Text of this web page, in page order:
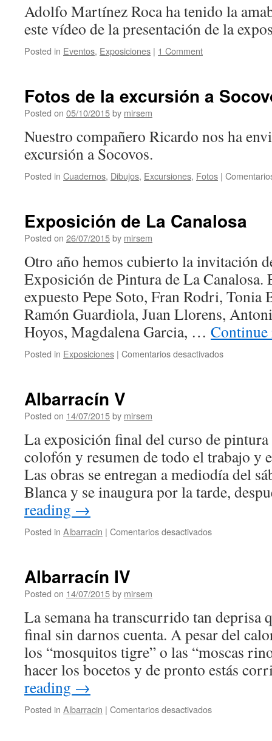
Adolfo Martínez Roca ha tenido la
este vídeo de la presentación de la
Posted in Eventos, Exposiciones | 1 Comment
Fotos de la excursión a
Posted on 05/10/2015by mirsem
Nuestro compañero Ricardo nos ha
excursión a Socovos.
Posted in Cuadernos, Dibujos, Excursiones, Fotos |
Exposición de La Canalosa
Posted on 26/07/2015by mirsem
Otro año hemos cubierto la invitación
Exposición de Pintura de La Canalosa.
expuesto Pepe Soto, Fran Rodri, Tonia
Ramón Guardiola, Juan Llorens,
Hoyos, Magdalena Garcia, …
Posted in Exposiciones | Comentarios desactivados
Albarracín V
Posted on 14/07/2015by mirsem
La exposición final del curso de
colofón y resumen de todo el trabajo y
Las obras se entregan a mediodía del
Blanca y se inaugura por la tarde,
reading →
Posted in Albarracin | Comentarios desactivados
Albarracín IV
Posted on 14/07/2015by mirsem
La semana ha transcurrido tan deprisa
final sin darnos cuenta. A pesar del
los “mosquitos tigre” o las “moscas
hacer los bocetos y de pronto estás
reading →
Posted in Albarracin | Comentarios desactivados